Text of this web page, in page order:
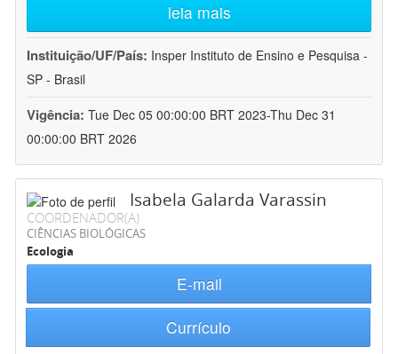
leia mais
Instituição/UF/País: Insper Instituto de Ensino e Pesquisa -
SP - Brasil
Vigência: Tue Dec 05 00:00:00 BRT 2023-Thu Dec 31
00:00:00 BRT 2026
Isabela Galarda Varassin
COORDENADOR(A)
CIÊNCIAS BIOLÓGICAS
Ecologia
E-mail
Currículo